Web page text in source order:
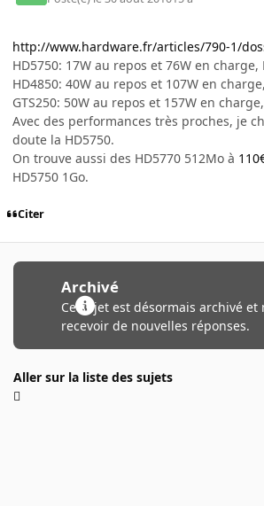
http://www.hardware.fr/articles/790-1/
HD5750: 17W au repos et 76W en charge,
HD4850: 40W au repos et 107W en
GTS250: 50W au repos et 157W en
Avec des performances très proches, je
doute la HD5750.
On trouve aussi des HD5770 512Mo à
HD5750 1Go.
Citer
Archivé
Ce sujet est désormais archivé et
recevoir de nouvelles réponses.
Aller sur la liste des sujets